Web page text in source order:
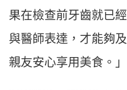
果在檢查前牙齒就已
與醫師表達，才能夠
親友安心享用美食。」